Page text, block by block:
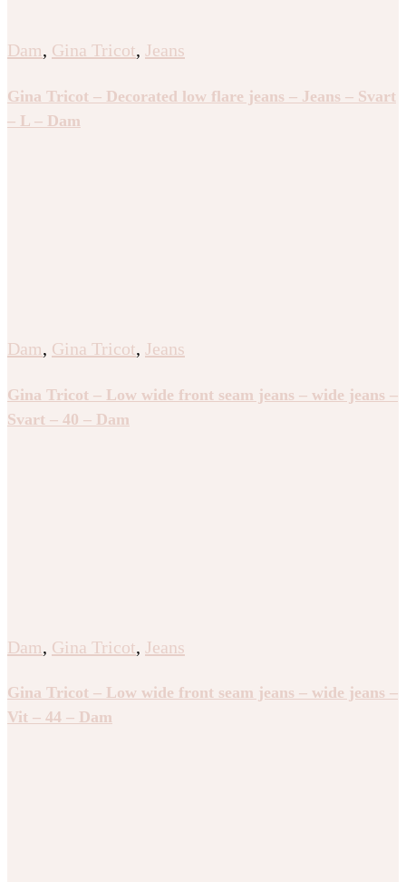
Dam, Gina Tricot, Jeans
Gina Tricot – Decorated low flare jeans – Jeans – Svart
– L – Dam
Dam, Gina Tricot, Jeans
Gina Tricot – Low wide front seam jeans – wide jeans –
Svart – 40 – Dam
Dam, Gina Tricot, Jeans
Gina Tricot – Low wide front seam jeans – wide jeans –
Vit – 44 – Dam